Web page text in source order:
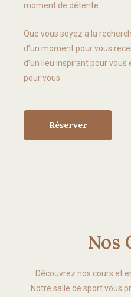
moment de détente.
Que vous soyez a la
d’un moment pour vous
d’un lieu inspirant pour
pour vous.
Réserver
Nos
Découvrez nos cours et
Notre salle de sport vous